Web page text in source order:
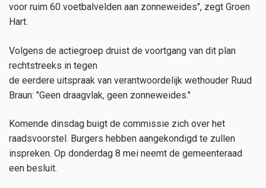
voor ruim 60 voetbalvelden aan zonneweides", zegt Groen
Hart.
Volgens de actiegroep druist de voortgang van dit plan
rechtstreeks in tegen
de eerdere uitspraak van verantwoordelijk wethouder Ruud
Braun: "Geen draagvlak, geen zonneweides."
Komende dinsdag buigt de commissie zich over het
raadsvoorstel. Burgers hebben aangekondigd te zullen
inspreken. Op donderdag 8 mei neemt de gemeenteraad
een besluit.